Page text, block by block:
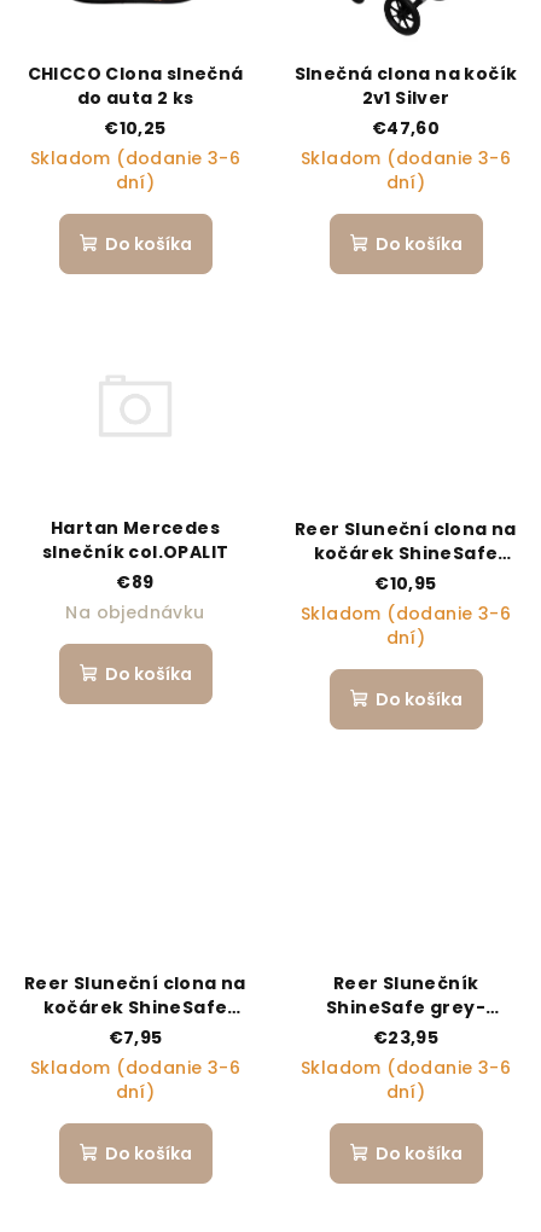
CHICCO Clona slnečná
do auta 2 ks
€10,25
Skladom (dodanie 3-6
dní)
Do košíka
Slnečná clona na kočík
2v1 Silver
€47,60
Skladom (dodanie 3-6
dní)
Do košíka
Hartan Mercedes
slnečník col.OPALIT
€89
Na objednávku
Do košíka
Reer Sluneční clona na
kočárek ShineSafe
grey - melange UPF 80+
€10,95
Skladom (dodanie 3-6
dní)
Do košíka
Reer Sluneční clona na
kočárek ShineSafe
black UPF 80+
€7,95
Skladom (dodanie 3-6
dní)
Do košíka
Reer Slunečník
ShineSafe grey-
melange UPF 80+
€23,95
Skladom (dodanie 3-6
dní)
Do košíka